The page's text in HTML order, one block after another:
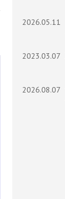
2026.05.11
2023.03.07
2026.08.07